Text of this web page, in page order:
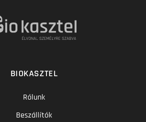
BIOKASZTEL
Rólunk
Beszállítók